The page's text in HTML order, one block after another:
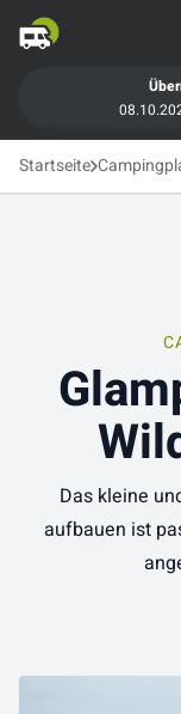
Startseite
Das kleine
aufbauen ist